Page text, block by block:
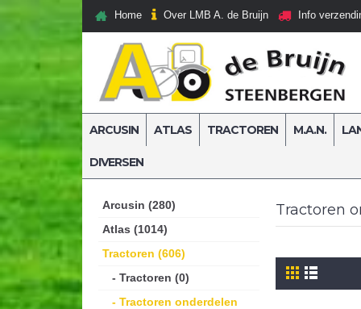
Home Over LMB A. de Bruijn Info
ARCUSIN ATLAS TRACTOREN M.A.N.
DIVERSEN
Home Tractoren
Arcusin (280)
Atlas (1014)
Tractoren (606)
- Tractoren (0)
- Tractoren onderdelen
Tractoren